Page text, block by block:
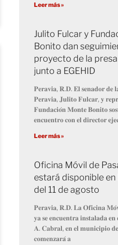
Leer más »
Julito Fulcar y
Bonito dan
proyecto de la
junto a EGEHID
𝐏𝐞𝐫𝐚𝐯𝐢𝐚, 𝐑.𝐃. 𝐄𝐥 𝐬𝐞𝐧𝐚𝐝𝐨𝐫 𝐝𝐞
𝐏𝐞𝐫𝐚𝐯𝐢𝐚, 𝐉𝐮𝐥𝐢𝐭𝐨 𝐅𝐮𝐥𝐜𝐚𝐫, 𝐲
𝐅𝐮𝐧𝐝𝐚𝐜𝐢𝐨́𝐧 𝐌𝐨𝐧𝐭𝐞 𝐁𝐨𝐧𝐢𝐭𝐨
𝐞𝐧𝐜𝐮𝐞𝐧𝐭𝐫𝐨 𝐜𝐨𝐧 𝐞𝐥 𝐝𝐢𝐫𝐞𝐜𝐭𝐨𝐫
Leer más »
Oficina Móvil de
estará disponible
del 11 de agosto
𝐏𝐞𝐫𝐚𝐯𝐢𝐚, 𝐑.𝐃. 𝐋𝐚 𝐎𝐟𝐢𝐜𝐢𝐧𝐚
𝐲𝐚 𝐬𝐞 𝐞𝐧𝐜𝐮𝐞𝐧𝐭𝐫𝐚 𝐢𝐧𝐬𝐭𝐚𝐥𝐚𝐝𝐚
𝐀. 𝐂𝐚𝐛𝐫𝐚𝐥, 𝐞𝐧 𝐞𝐥 𝐦𝐮𝐧𝐢𝐜𝐢𝐩𝐢𝐨
𝐜𝐨𝐦𝐞𝐧𝐳𝐚𝐫𝐚́ 𝐚